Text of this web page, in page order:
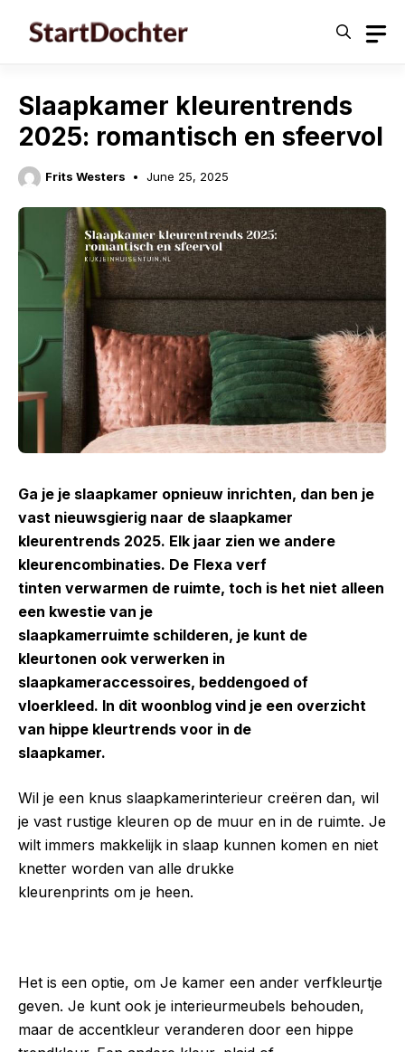
Slaapkamer kleurentrends
2025: romantisch en sfeervol
Frits Westers June 25, 2025
Ga je je slaapkamer opnieuw inrichten, dan ben je
vast nieuwsgierig naar de slaapkamer
kleurentrends 2025. Elk jaar zien we andere
kleurencombinaties. De Flexa verf
tinten verwarmen de ruimte, toch is het niet alleen
een kwestie van je
slaapkamerruimte schilderen, je kunt de
kleurtonen ook verwerken in
slaapkameraccessoires, beddengoed of
vloerkleed. In dit woonblog vind je een overzicht
van hippe kleurtrends voor in de
slaapkamer.
Wil je een knus slaapkamerinterieur creëren dan, wil
je vast rustige kleuren op de muur en in de ruimte. Je
wilt immers makkelijk in slaap kunnen komen en niet
knetter worden van alle drukke
kleurenprints om je heen.
Het is een optie, om Je kamer een ander verfkleurtje
geven. Je kunt ook je interieurmeubels behouden,
maar de accentkleur veranderen door een hippe